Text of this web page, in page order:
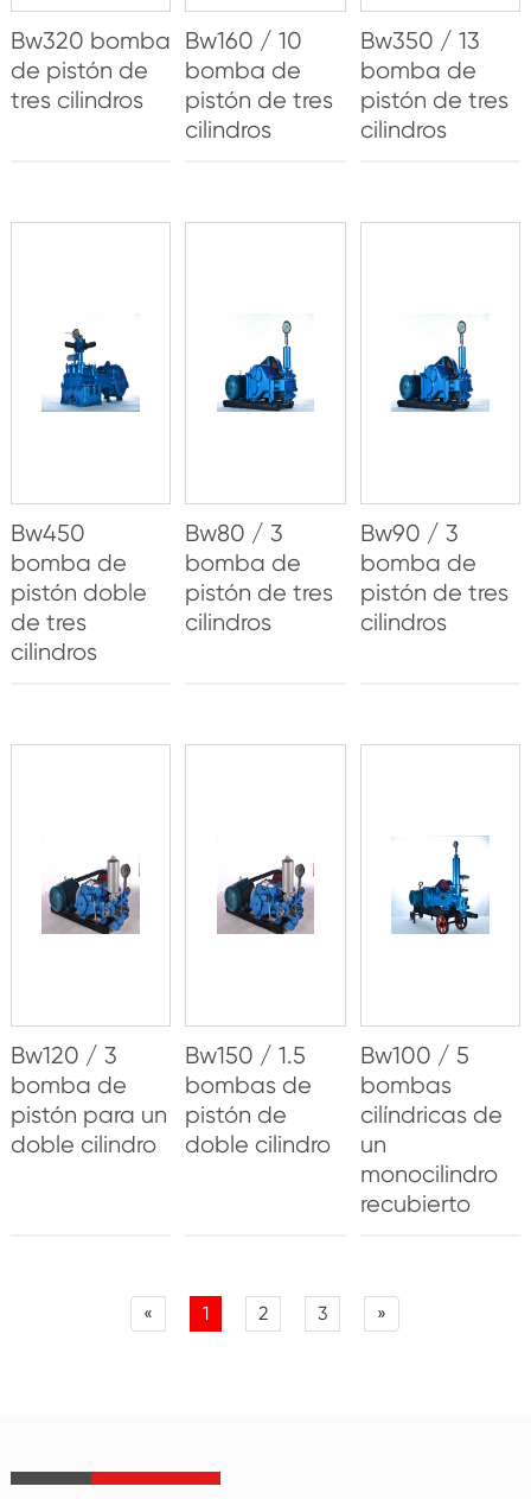
Bw320 bomba
de pistón de
tres cilindros
Bw160 / 10
bomba de
pistón de tres
cilindros
Bw350 / 13
bomba de
pistón de tres
cilindros
Bw450
bomba de
pistón doble
de tres
cilindros
Bw80 / 3
bomba de
pistón de tres
cilindros
Bw90 / 3
bomba de
pistón de tres
cilindros
Bw120 / 3
bomba de
pistón para un
doble cilindro
Bw150 / 1.5
bombas de
pistón de
doble cilindro
Bw100 / 5
bombas
cilíndricas de
un
monocilindro
recubierto
« 1 2 3 »